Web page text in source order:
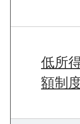
低所
額制